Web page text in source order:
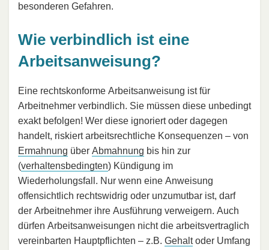
besonderen Gefahren.
Wie verbindlich ist eine
Arbeitsanweisung?
Eine rechtskonforme Arbeitsanweisung ist für
Arbeitnehmer verbindlich. Sie müssen diese unbedingt
exakt befolgen! Wer diese ignoriert oder dagegen
handelt, riskiert arbeitsrechtliche Konsequenzen – von
Ermahnung über Abmahnung bis hin zur
(verhaltensbedingten) Kündigung im
Wiederholungsfall. Nur wenn eine Anweisung
offensichtlich rechtswidrig oder unzumutbar ist, darf
der Arbeitnehmer ihre Ausführung verweigern. Auch
dürfen Arbeitsanweisungen nicht die arbeitsvertraglich
vereinbarten Hauptpflichten – z.B. Gehaltoder Umfang